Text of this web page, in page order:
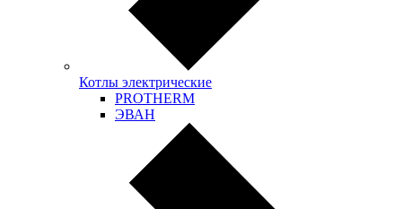
Котлы электрические
PROTHERM
ЭВАН